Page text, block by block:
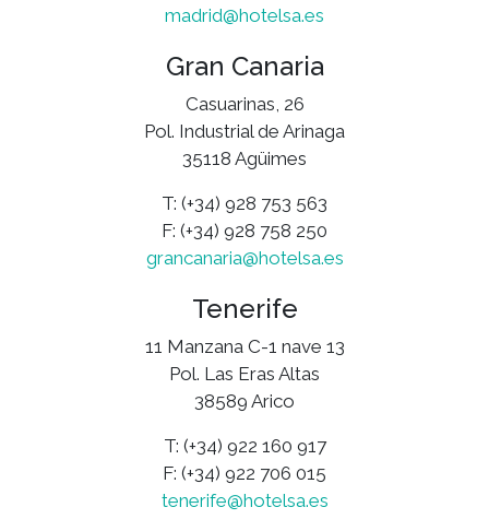
madrid@hotelsa.es
Gran Canaria
Casuarinas, 26
Pol. Industrial de Arinaga
35118 Agüimes
T: (+34) 928 753 563
F: (+34) 928 758 250
grancanaria@hotelsa.es
Tenerife
11 Manzana C-1 nave 13
Pol. Las Eras Altas
38589 Arico
T: (+34) 922 160 917
F: (+34) 922 706 015
tenerife@hotelsa.es